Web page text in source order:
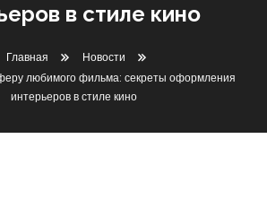
в стиле кино
Главная
Новости
любимого фильма: секреты оформления
интерьеров в стиле кино